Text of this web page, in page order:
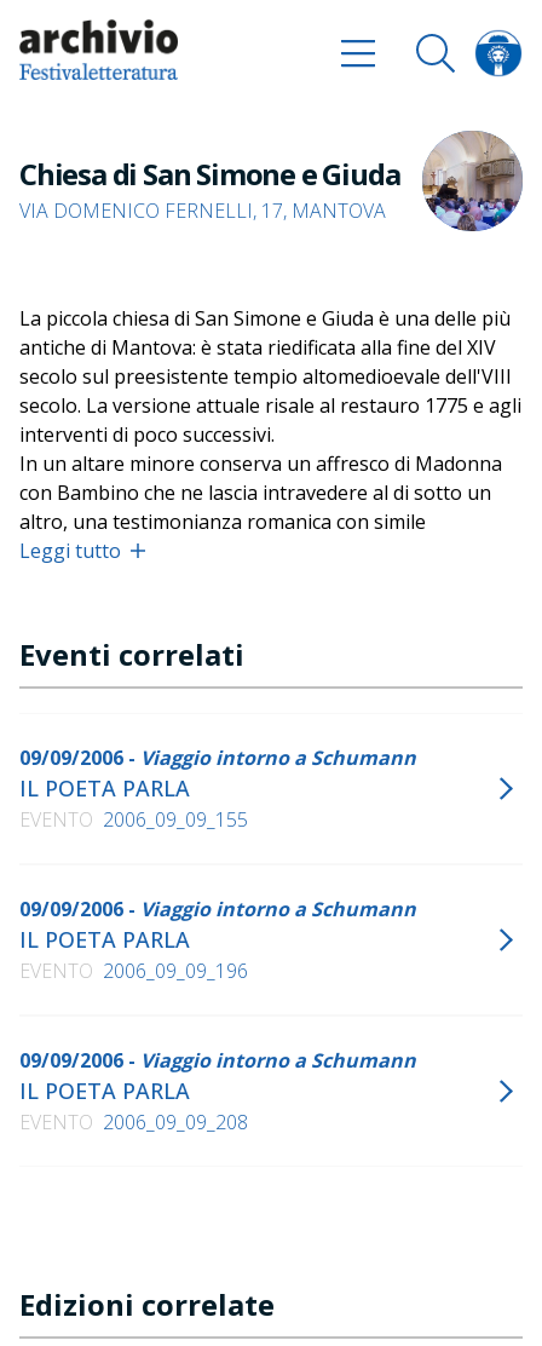
Chiesa di San Simone e Giuda
VIA DOMENICO FERNELLI, 17, MANTOVA
La piccola chiesa di San Simone e Giuda è una delle più
antiche di Mantova: è stata riedificata alla fine del XIV
secolo sul preesistente tempio altomedioevale dell'VIII
secolo. La versione attuale risale al restauro 1775 e agli
interventi di poco successivi.
In un altare minore conserva un affresco di Madonna
con Bambino che ne lascia intravedere al di sotto un
altro, una testimonianza romanica con simile
iconografia.
consigliere del duca Guglielmo assassinato dall' erede
dello stesso, il futuro Vincenzo I° in circostanze poco
chiare.
soppressa nel 1805. Attualmente è accessibile dopo un
restauro che è durato dal 2001 al 2006.
English version not available
Leggi tutto
Eventi correlati
09/09/2006 - Viaggio intorno a Schumann
IL POETA PARLA
EVENTO 2006_09_09_155
09/09/2006 - Viaggio intorno a Schumann
IL POETA PARLA
EVENTO 2006_09_09_196
09/09/2006 - Viaggio intorno a Schumann
IL POETA PARLA
EVENTO 2006_09_09_208
Edizioni correlate